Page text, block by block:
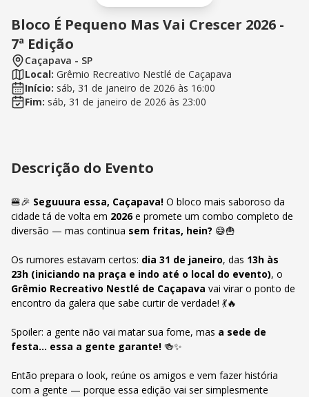
Bloco É Pequeno Mas Vai Crescer 2026 -
7ª Edição
Caçapava - SP
Local: Grêmio Recreativo Nestlé de Caçapava
Início: sáb, 31 de janeiro de 2026 às 16:00
Fim: sáb, 31 de janeiro de 2026 às 23:00
Descrição do Evento
🍔🎉 Seguuura essa, Caçapava! O bloco mais saboroso da
cidade tá de volta em 2026e promete um combo completo de
diversão — mas continua sem fritas, hein? 😅🍟
Os rumores estavam certos: dia 31 de janeiro, das 13h às
23h (iniciando na praça e indo até o local do evento), o
Grêmio Recreativo Nestlé de Caçapava vai virar o ponto de
encontro da galera que sabe curtir de verdade! 💃🔥
Spoiler: a gente não vai matar sua fome, mas a sede de
festa... essa a gente garante! 🍻✨
Então prepara o look, reúne os amigos e vem fazer história
com a gente — porque essa edição vai ser simplesmente